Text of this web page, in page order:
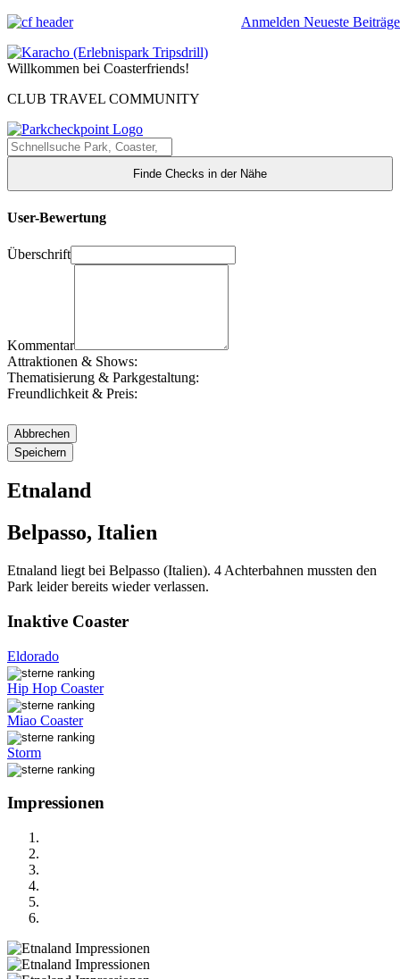
Anmelden Neueste Beiträge
Willkommen bei Coasterfriends!
CLUB TRAVEL COMMUNITY
Finde Checks in der Nähe
User-Bewertung
Überschrift
Kommentar
Attraktionen & Shows:
Thematisierung & Parkgestaltung:
Freundlichkeit & Preis:
Etnaland
Belpasso, Italien
Etnaland liegt bei Belpasso (Italien). 4 Achterbahnen mussten den
Park leider bereits wieder verlassen.
Inaktive Coaster
Eldorado
Hip Hop Coaster
Miao Coaster
Storm
Impressionen